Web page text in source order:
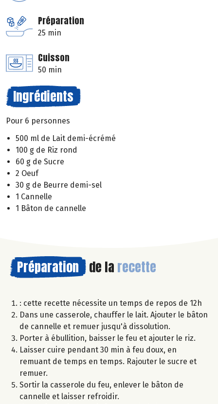
Préparation
25 min
Cuisson
50 min
Ingrédients
Pour 6 personnes
500 ml de Lait demi-écrémé
100 g de Riz rond
60 g de Sucre
2 Oeuf
30 g de Beurre demi-sel
1 Cannelle
1 Bâton de cannelle
Préparation de la recette
: cette recette nécessite un temps de repos de 12h
Dans une casserole, chauffer le lait. Ajouter le bâton
de cannelle et remuer jusqu'à dissolution.
Porter à ébullition, baisser le feu et ajouter le riz.
Laisser cuire pendant 30 min à feu doux, en
remuant de temps en temps. Rajouter le sucre et
remuer.
Sortir la casserole du feu, enlever le bâton de
cannelle et laisser refroidir.